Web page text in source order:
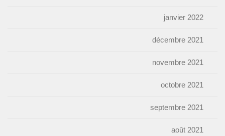
janvier 2022
décembre 2021
novembre 2021
octobre 2021
septembre 2021
août 2021